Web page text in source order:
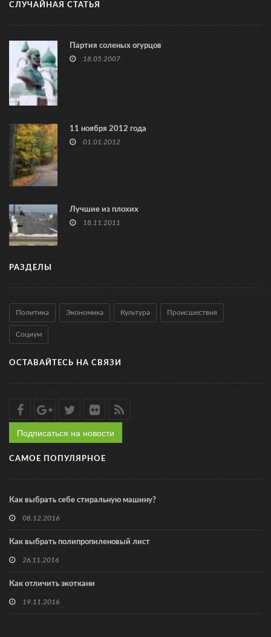
СЛУЧАЙНАЯ СТАТЬЯ
Партия соленых огурцов
18.05.2007
11 ноября 2012 года
01.01.2012
Лучшие из плохих
18.11.2011
РАЗДЕЛЫ
Политика Экономика Культура Происшествия
Социум
ОСТАВАЙТЕСЬ НА СВЯЗИ
Подписаться на новости
САМОЕ ПОПУЛЯРНОЕ
Как выбрать себе стиральную машину?
08.12.2016
Как выбрать полипропиленовый лист
26.11.2016
Как отличить экоткани
19.11.2016